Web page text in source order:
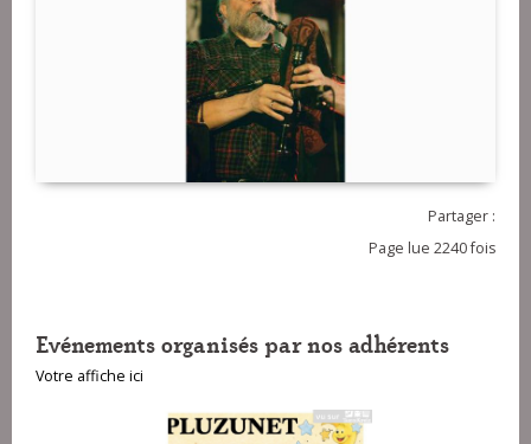
Partager :
Page lue 2240 fois
Evénements organisés par nos adhérents
Votre affiche ici